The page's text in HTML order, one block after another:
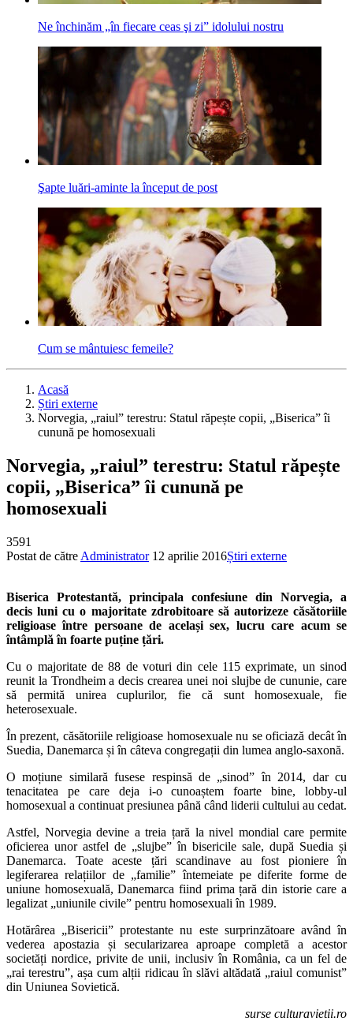
Ne închinăm „în fiecare ceas şi zi” idolului nostru
Şapte luări-aminte la început de post
Cum se mântuiesc femeile?
Acasă
Știri externe
Norvegia, „raiul” terestru: Statul răpește copii, „Biserica” îi
cunună pe homosexuali
Norvegia, „raiul” terestru: Statul răpește
copii, „Biserica” îi cunună pe
homosexuali
3591
Postat de către Administrator 12 aprilie 2016Știri externe
Biserica Protestantă, principala confesiune din Norvegia, a
decis luni cu o majoritate zdrobitoare să autorizeze căsătoriile
religioase între persoane de același sex, lucru care acum se
întâmplă în foarte puține țări.
Cu o majoritate de 88 de voturi din cele 115 exprimate, un sinod
reunit la Trondheim a decis crearea unei noi slujbe de cununie, care
să permită unirea cuplurilor, fie că sunt homosexuale, fie
heterosexuale.
În prezent, căsătoriile religioase homosexuale nu se oficiază decât în
Suedia, Danemarca și în câteva congregații din lumea anglo-saxonă.
O moțiune similară fusese respinsă de „sinod” în 2014, dar cu
tenacitatea pe care deja i-o cunoaștem foarte bine, lobby-ul
homosexual a continuat presiunea până când liderii cultului au cedat.
Astfel, Norvegia devine a treia țară la nivel mondial care permite
oficierea unor astfel de „slujbe” în bisericile sale, după Suedia și
Danemarca. Toate aceste țări scandinave au fost pioniere în
legiferarea relațiilor de „familie” întemeiate pe diferite forme de
uniune homosexuală, Danemarca fiind prima țară din istorie care a
legalizat „uniunile civile” pentru homosexuali în 1989.
Hotărârea „Bisericii” protestante nu este surprinzătoare având în
vederea apostazia și secularizarea aproape completă a acestor
societăți nordice, privite de unii, inclusiv în România, ca un fel de
„rai terestru”, așa cum alții ridicau în slăvi altădată „raiul comunist”
din Uniunea Sovietică.
surse culturavietii.ro